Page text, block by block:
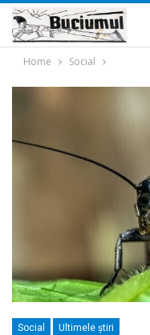
Home Social
Social Ultimele ştiri